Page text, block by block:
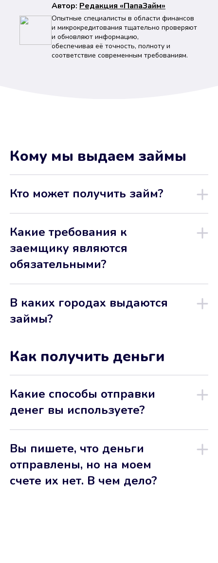
Автор: Peдaкция «ПапаЗайм»
Опытные специалисты в области финансов
и микрокредитования тщательно проверяют
и обновляют информацию,
обеспечивая её точность, полноту и
соответствие современным требованиям.
Кому мы выдаем займы
Кто может получить займ?
Какие требования к
заемщику являются
обязательными?
В каких городах выдаются
займы?
Как получить деньги
Какие способы отправки
денег вы используете?
Вы пишете, что деньги
отправлены, но на моем
счете их нет. В чем дело?